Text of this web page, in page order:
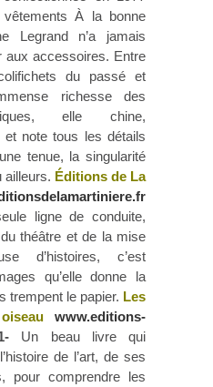
À la bonne
Legrand n’a jamais
aux accessoires. Entre
du passé et
richesse des
elle chine,
et note tous les détails
tenue, la singularité
ailleurs. Éditions de La
ligne de conduite,
théâtre et de la mise
d’histoires, c’est
qu’elle donne la
trempent le papier. Les
www.editions-
Un beau livre qui
de l’art, de ses
pour comprendre les